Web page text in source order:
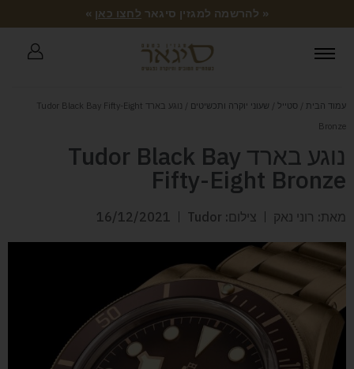
« להרשמה למגזין סיגאר לחצו כאן »
עמוד הבית / סטייל / שעוני יוקרה ותכשיטים
/ נוגע בארד Tudor Black Bay Fifty-Eight
Bronze
נוגע בארד Tudor Black Bay
Fifty-Eight Bronze
מאת: רוני נאק צילום: Tudor 16/12/2021